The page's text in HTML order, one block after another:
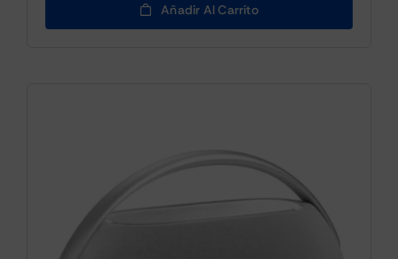
Añadir Al Carrito